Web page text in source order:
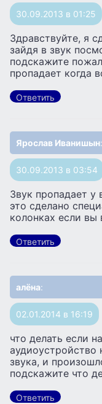
30.09.2013 в 01:25
Здравствуйте, я
зайдя в звук
подскажите
пропадает когда
Ответить
Ярослав Иванишын:
30.09.2013 в 03:54
Звук пропадает у
это сделано
колонках если вы
Ответить
алёна:
02.01.2014 в 16:19
что делать если
аудиоустройство
звука, и
подскажите что
Ответить